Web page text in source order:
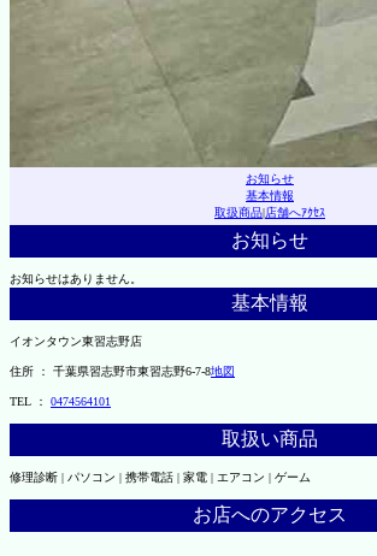
お知らせ
基本情報
取扱商品|店舗へｱｸｾｽ
お知らせ
お知らせはありません。
基本情報
イオンタウン東習志野店
住所 ： 千葉県習志野市東習志野6-7-8地図
TEL ： 0474564101
取扱い商品
修理診断 | パソコン | 携帯電話 | 家電 | エアコン | ゲーム
お店へのアクセス